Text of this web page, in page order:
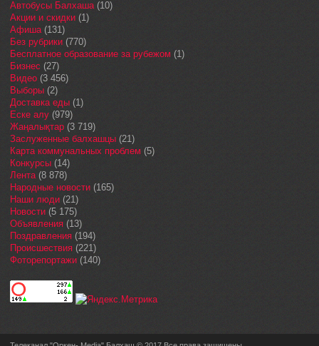
Автобусы Балхаша(10)
Акции и скидки (1)
Афиша(131)
Без рубрики (770)
Бесплатное образование за рубежом (1)
Бизнес (27)
Видео (3 456)
Выборы (2)
Доставка еды (1)
Еске алу (979)
Жаңалықтар (3 719)
Заслуженные балхашцы (21)
Карта коммунальных проблем (5)
Конкурсы (14)
Лента(8 878)
Народные новости (165)
Наши люди (21)
Новости (5 175)
Объявления (13)
Поздравления (194)
Происшествия (221)
Фоторепортажи (140)